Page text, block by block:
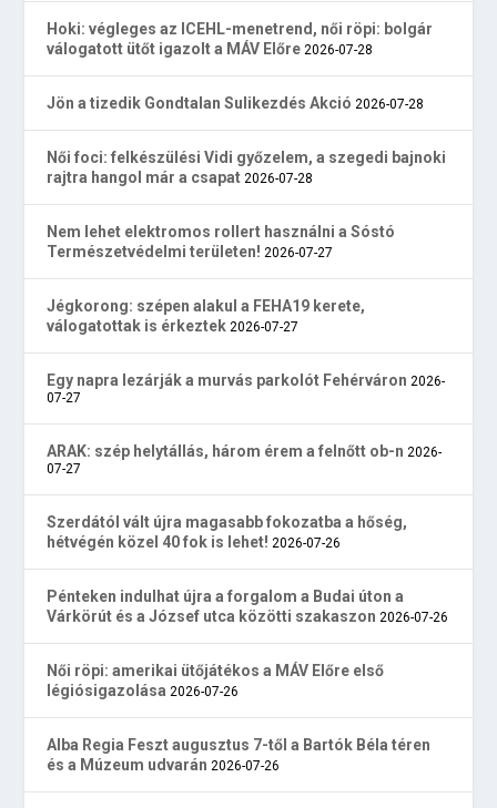
Hoki: végleges az ICEHL-menetrend, női röpi: bolgár
válogatott ütőt igazolt a MÁV Előre 2026-07-28
Jön a tizedik Gondtalan Sulikezdés Akció 2026-07-28
Női foci: felkészülési Vidi győzelem, a szegedi bajnoki
rajtra hangol már a csapat 2026-07-28
Nem lehet elektromos rollert használni a Sóstó
Természetvédelmi területen! 2026-07-27
Jégkorong: szépen alakul a FEHA19 kerete,
válogatottak is érkeztek 2026-07-27
Egy napra lezárják a murvás parkolót Fehérváron 2026-
07-27
ARAK: szép helytállás, három érem a felnőtt ob-n 2026-
07-27
Szerdától vált újra magasabb fokozatba a hőség,
hétvégén közel 40 fok is lehet! 2026-07-26
Pénteken indulhat újra a forgalom a Budai úton a
Várkörút és a József utca közötti szakaszon 2026-07-26
Női röpi: amerikai ütőjátékos a MÁV Előre első
légiósigazolása 2026-07-26
Alba Regia Feszt augusztus 7-től a Bartók Béla téren
és a Múzeum udvarán 2026-07-26